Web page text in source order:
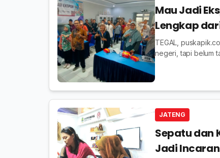
Mau Jadi
Lengkap
TEGAL,
negeri, tapi belum
JATENG
Sepatu dan
Jadi